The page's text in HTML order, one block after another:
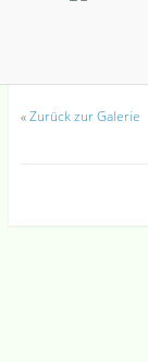
«Zurück zur Galerie